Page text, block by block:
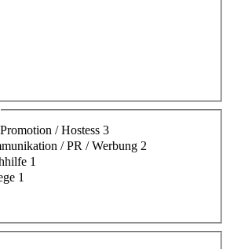
/ Hostess 3
/ PR / Werbung 2
1
1